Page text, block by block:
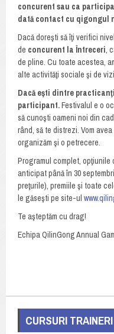
concurent sau ca
dată contact cu qigongul
Dacă doreşti să îţi verifici
de concurent la Întreceri,
de pline. Cu toate acestea,
alte activităţi sociale şi de
Dacă eşti dintre
participant.Festivalul e o
să cunoşti oameni noi din
rând, să te distrezi. Vom
organizăm şi o petrecere.
Programul complet,
anticipat până în 30
preţurile), premiile şi toate
le găseşti pe site-ul
Te aşteptăm cu drag!
Echipa QilinGong Annual
CURSURI TRAINERI